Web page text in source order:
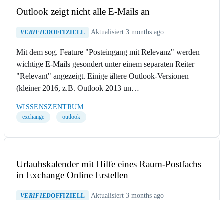
Outlook zeigt nicht alle E-Mails an
VERIFIEDOFFIZIELL Aktualisiert 3 months ago
Mit dem sog. Feature "Posteingang mit Relevanz" werden
wichtige E-Mails gesondert unter einem separaten Reiter
"Relevant" angezeigt. Einige ältere Outlook-Versionen
(kleiner 2016, z.B. Outlook 2013 un…
WISSENSZENTRUM
exchange outlook
Urlaubskalender mit Hilfe eines Raum-Postfachs
in Exchange Online Erstellen
VERIFIEDOFFIZIELL Aktualisiert 3 months ago